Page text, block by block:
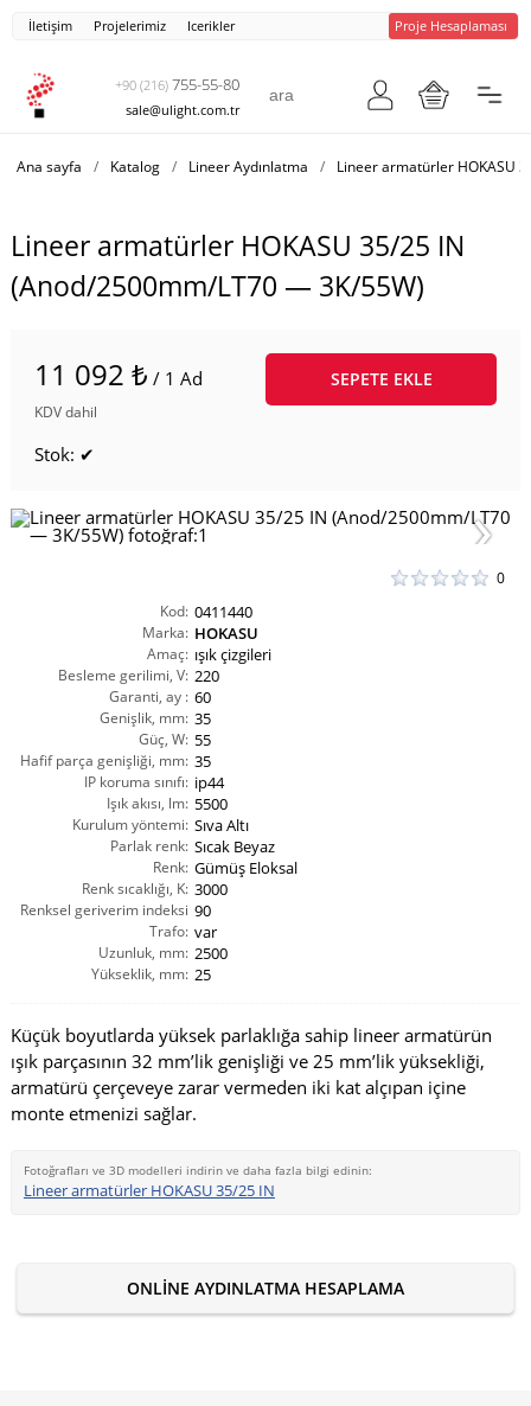
İletişim Projelerimiz Icerikler Proje Hesaplaması
+90 (216) 755-55-80
sale@ulight.com.tr
Ana sayfa / Katalog / Lineer Aydınlatma / Lineer armatürler HOKASU
Lineer armatürler HOKASU 35/25 IN
(Anod/2500mm/LT70 — 3K/55W)
11 092 ₺ / 1 Ad
KDV dahil
SEPETE EKLE
Stok: ✔
0
Kod: 0411440
Marka: HOKASU
Amaç: ışık çizgileri
Besleme gerilimi, V: 220
Garanti, ay : 60
Genişlik, mm: 35
Güç, W: 55
Hafif parça genişliği, mm: 35
IP koruma sınıfı: ip44
Işık akısı, lm: 5500
Kurulum yöntemi: Sıva Altı
Parlak renk: Sıcak Beyaz
Renk: Gümüş Eloksal
Renk sıcaklığı, K: 3000
Renksel geriverim indeksi
CRI(Ra):
90
Trafo: var
Uzunluk, mm: 2500
Yükseklik, mm: 25
Küçük boyutlarda yüksek parlaklığa sahip lineer armatürün
ışık parçasının 32 mm’lik genişliği ve 25 mm’lik yüksekliği,
armatürü çerçeveye zarar vermeden iki kat alçıpan içine
monte etmenizi sağlar.
Fotoğrafları ve 3D modelleri indirin ve daha fazla bilgi edinin:
Lineer armatürler HOKASU 35/25 IN
ONLINE AYDINLATMA HESAPLAMA